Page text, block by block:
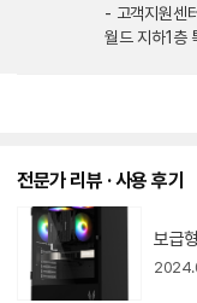
- 고객지원센
월드 지하1층
전문가 리뷰 · 사용 후기
보급